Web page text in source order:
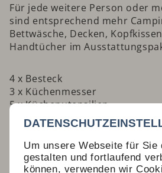
Um unsere Webseite für Sie
gestalten und fortlaufend
können, verwenden wir
Für jede weitere Person oder
sind entsprechend mehr
Bettwäsche, Decken,
Handtücher im
4 x Besteck
3 x Küchenmesser
5 x Küchenutensilien
1 x Flaschenöffner /
1 x Schneidbrett
1 x Schere
1 x Coffeemaker
4 x Kaffeebecher